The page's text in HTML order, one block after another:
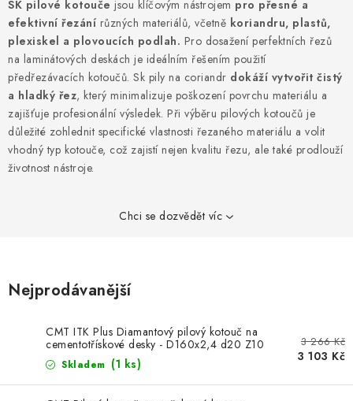
ELEKTRONÁŘADÍ
LEPENÍ A SPOJOVÁNÍ
RUČNÍ NÁŘADÍ, PŘÍPRAVKY
STROJE
DÁRKOVÉ POUKAZY
NÁSTROJE PRO STOLAŘE
NÁSTROJE PRO OPRACOVÁNÍ KOVU
NÁSTROJE PRO ŘEZÁNÍ DŘEVA
SK pilové kotouče jsou klíčovým nástrojem pro přesné a
efektivní řezání různých materiálů, včetně koriandru, plastů,
plexiskel a plovoucích podlah. Pro dosažení perfektních řezů
na laminátových deskách je ideálním řešením použití
předřezávacích kotoučů. Sk pily na coriandr dokáží vytvořit čistý
a hladký řez, který minimalizuje poškození povrchu materiálu a
zajišťuje profesionální výsledek. Při výběru pilových kotoučů je
důležité zohlednit specifické vlastnosti řezaného materiálu a volit
vhodný typ kotouče, což zajistí nejen kvalitu řezu, ale také prodlouží
životnost nástroje.
Chci se dozvědět víc
Nejprodávanější
CMT ITK Plus Diamantový pilový kotouč na
cementotřískové desky - D160x2,4 d20 Z10
Skladem (1 ks)
3 266 Kč
3 103 Kč